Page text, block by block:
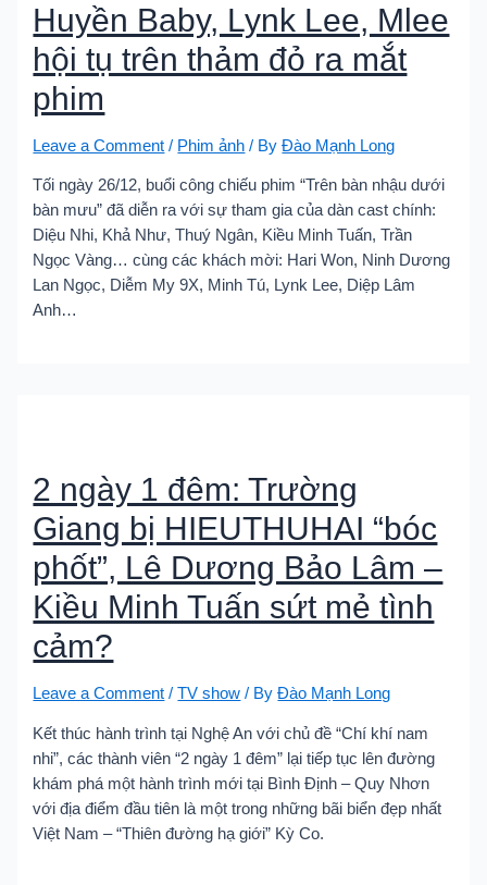
Huyền Baby, Lynk Lee, Mlee
hội tụ trên thảm đỏ ra mắt
phim
Leave a Comment / Phim ảnh / ByĐào Mạnh Long
Tối ngày 26/12, buổi công chiếu phim “Trên bàn nhậu dưới
bàn mưu” đã diễn ra với sự tham gia của dàn cast chính:
Diệu Nhi, Khả Như, Thuý Ngân, Kiều Minh Tuấn, Trần
Ngọc Vàng… cùng các khách mời: Hari Won, Ninh Dương
Lan Ngọc, Diễm My 9X, Minh Tú, Lynk Lee, Diệp Lâm
Anh…
2 ngày 1 đêm: Trường
Giang bị HIEUTHUHAI “bóc
phốt”, Lê Dương Bảo Lâm –
Kiều Minh Tuấn sứt mẻ tình
cảm?
Leave a Comment /TV show / ByĐào Mạnh Long
Kết thúc hành trình tại Nghệ An với chủ đề “Chí khí nam
nhi”, các thành viên “2 ngày 1 đêm” lại tiếp tục lên đường
khám phá một hành trình mới tại Bình Định – Quy Nhơn
với địa điểm đầu tiên là một trong những bãi biển đẹp nhất
Việt Nam – “Thiên đường hạ giới” Kỳ Co.